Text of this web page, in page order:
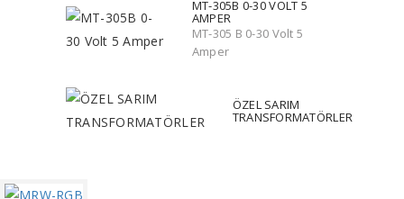
MT-305B 0-30 VOLT 5
AMPER
MT-305 B 0-30 Volt 5
Amper
ÖZEL SARIM
TRANSFORMATÖRLER